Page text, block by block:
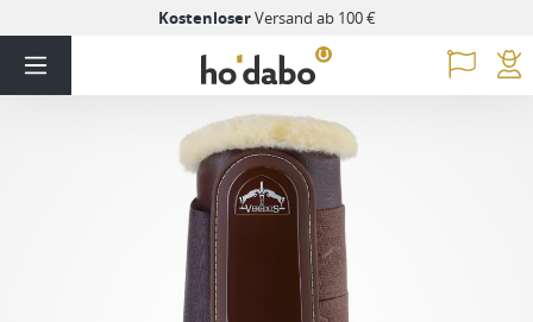
KostenloserVersand ab 100 €